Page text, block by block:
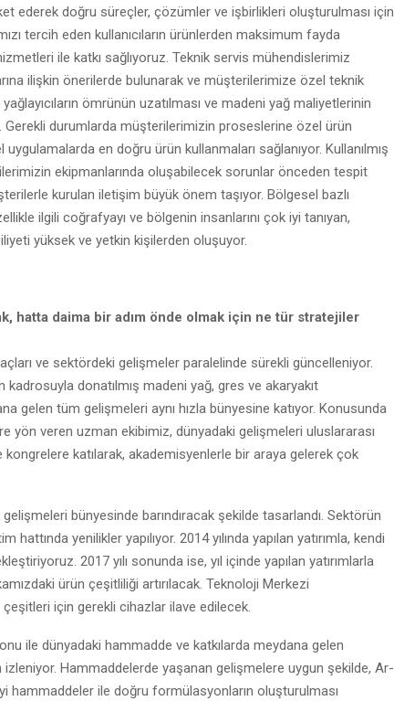
ederek doğru süreçler, çözümler ve işbirlikleri oluşturulması için
tercih eden kullanıcıların ürünlerden maksimum fayda
ile katkı sağlıyoruz. Teknik servis mühendislerimiz
ilişkin önerilerde bulunarak ve müşterilerimize özel teknik
ömrünün uzatılması ve madeni yağ maliyetlerinin
Gerekli durumlarda müşterilerimizin proseslerine özel ürün
uygulamalarda en doğru ürün kullanmaları sağlanıyor. Kullanılmış
ekipmanlarında oluşabilecek sorunlar önceden tespit
kurulan iletişim büyük önem taşıyor. Bölgesel bazlı
ilgili coğrafyayı ve bölgenin insanlarını çok iyi tanıyan,
yüksek ve yetkin kişilerden oluşuyor.
hatta daima bir adım önde olmak için ne tür stratejiler
ve sektördeki gelişmeler paralelinde sürekli güncelleniyor.
donatılmış madeni yağ, gres ve akaryakıt
gelen tüm gelişmeleri aynı hızla bünyesine katıyor. Konusunda
yön veren uzman ekibimiz, dünyadaki gelişmeleri uluslararası
katılarak, akademisyenlerle bir araya gelerek çok
bünyesinde barındıracak şekilde tasarlandı. Sektörün
hattında yenilikler yapılıyor. 2014 yılında yapılan yatırımla, kendi
2017 yılı sonunda ise, yıl içinde yapılan yatırımlarla
ürün çeşitliliği artırılacak. Teknoloji Merkezi
çeşitleri için gerekli cihazlar ilave edilecek.
ile dünyadaki hammadde ve katkılarda meydana gelen
Hammaddelerde yaşanan gelişmelere uygun şekilde, Ar-
hammaddeler ile doğru formülasyonların oluşturulması